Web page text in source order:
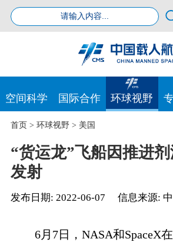
空间科学 国际合作 环球视野
首页> 环球视野> 美国
“货运龙”飞船因推进
发射
发布日期: 2022-06-07 信息来源:
6月7日，NASA和SpaceX